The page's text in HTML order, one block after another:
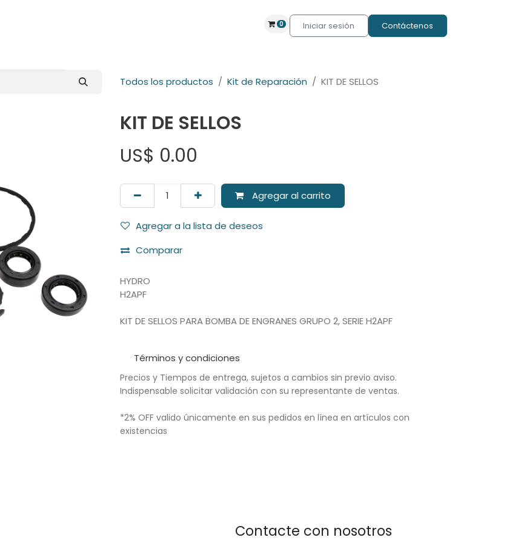
0 Iniciar sesión Contáctenos
Todos los productos Kit de Reparación KIT DE SELLOS
KIT DE SELLOS
US$ 0.00
Agregar al carrito
Agregar a la lista de deseos
Comparar
HYDRO
H2APF
KIT DE SELLOS PARA BOMBA DE ENGRANES GRUPO 2, SERIE H2APF
Términos y condiciones
Precios y Tiempos de entrega, sujetos a cambios sin previo aviso.
Indispensable solicitar validación con su representante de ventas.
*2% OFF valido únicamente en sus pedidos en línea en artículos con
existencias
Contacte con nosotros